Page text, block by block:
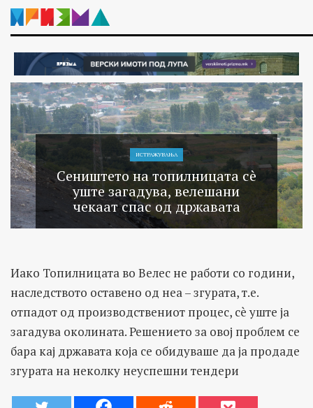
ИСТРАЖУВАЊA
Сеништето на топилницата сè
уште загадува, велешани
чекаат спас од државата
Иако Топилницата во Велес не работи со години,
наследството оставено од неа – згурата, т.е.
отпадот од производствениот процес, сè уште ја
загадува околината. Решението за овој проблем се
бара кај државата која се обидуваше да ја продаде
згурата на неколку неуспешни тендери